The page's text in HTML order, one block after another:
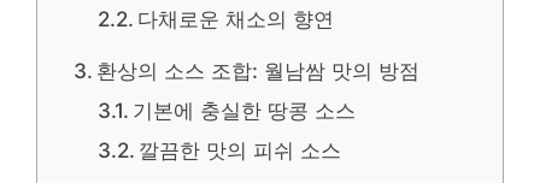
다채로운 채소의 향연
환상의 소스 조합: 월남쌈 맛의 방점
기본에 충실한 땅콩 소스
깔끔한 맛의 피쉬 소스